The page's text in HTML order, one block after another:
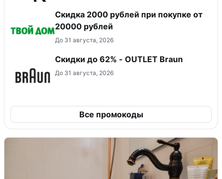
Скидка 2000 рублей при покупке от
20000 рублей
До 31 августа, 2026
Скидки до 62% - OUTLET Braun
До 31 августа, 2026
Все промокоды